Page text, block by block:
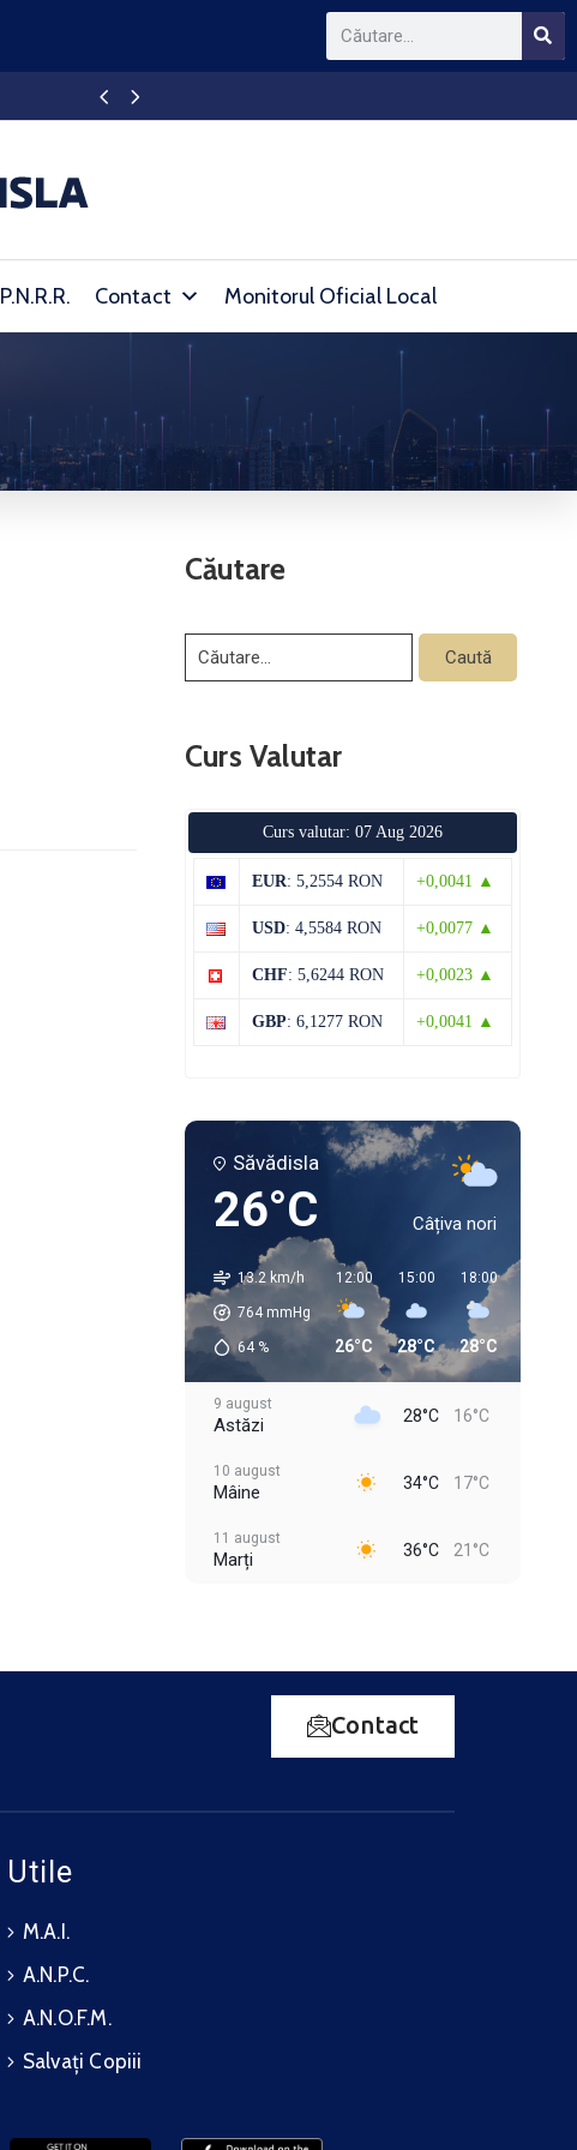
P.N.R.R. Contact Monitorul Oficial Local
Căutare
Curs Valutar
Curs valutar: 07 Aug 2026
EUR: 5,2554 RON +0,0041 ▲
USD: 4,5584 RON +0,0077 ▲
CHF: 5,6244 RON +0,0023 ▲
GBP: 6,1277 RON +0,0041 ▲
Săvădisla
26°C Câțiva nori
13.2 km/h
764mmHg
64%
12:00
26°C
15:00
28°C
18:00
28°C
9 august
Astăzi 28°C 16°C
10 august
Mâine 34°C 17°C
11 august
Marți 36°C 21°C
13 august
15 august
33°C 16°C
Contact
Utile
M.A.I.
A.N.P.C.
A.N.O.F.M.
Salvați Copiii